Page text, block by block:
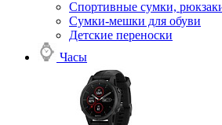
Спортивные сумки,
Сумки-мешки для обуви
Детские переноски
Часы